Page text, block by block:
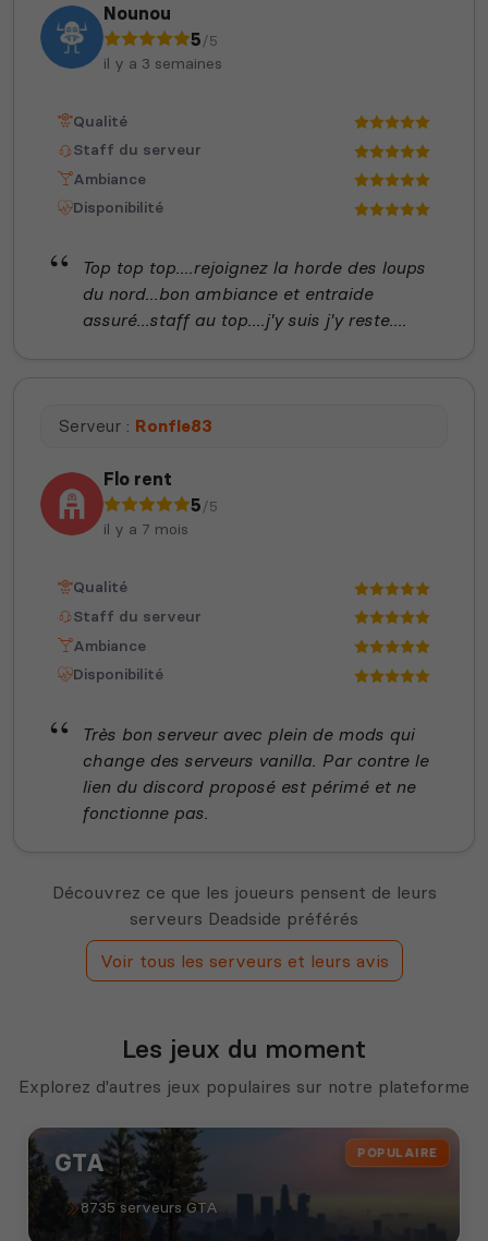
Nounou
5/5
il y a 3 semaines
Qualité
Staff du serveur
Ambiance
Disponibilité
Top top top....rejoignez la horde des loups
du nord...bon ambiance et entraide
assuré...staff au top....j'y suis j'y reste....
Serveur : Ronfle83
Flo rent
5/5
il y a 7 mois
Qualité
Staff du serveur
Ambiance
Disponibilité
Très bon serveur avec plein de mods qui
change des serveurs vanilla. Par contre le
lien du discord proposé est périmé et ne
fonctionne pas.
Découvrez ce que les joueurs pensent de leurs
serveurs Deadside préférés
Voir tous les serveurs et leurs avis
Les jeux du moment
Explorez d'autres jeux populaires sur notre plateforme
POPULAIRE
GTA
8735 serveurs GTA